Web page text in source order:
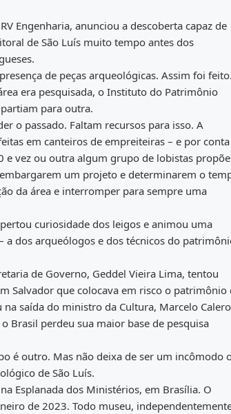
Engenharia, anunciou a descoberta capaz de
de São Luís muito tempo antes dos
de peças arqueológicas. Assim foi feito.
era pesquisada, o Instituto do Patrimônio
para outra.
o passado. Faltam recursos para isso. A
em canteiros de empreiteiras – e por conta
e vez ou outra algum grupo de lobistas propõe
um projeto e determinarem o
da área e interromper para sempre uma
curiosidade dos leigos e animou uma
a dos arqueólogos e dos técnicos do
de Governo, Geddel Vieira Lima, tentou
Salvador que colocava em risco o patrimônio
saída do ministro da Cultura, Marcelo
Brasil perdeu sua maior base de pesquisa
é outro. Mas não deixa de ser um incômodo
de São Luís.
Esplanada dos Ministérios, em Brasília. O
de 2023. Todo museu,